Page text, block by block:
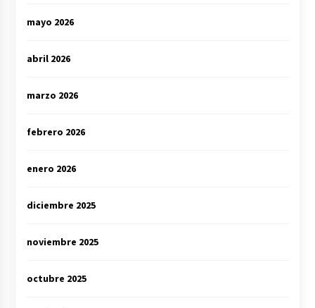
mayo 2026
abril 2026
marzo 2026
febrero 2026
enero 2026
diciembre 2025
noviembre 2025
octubre 2025